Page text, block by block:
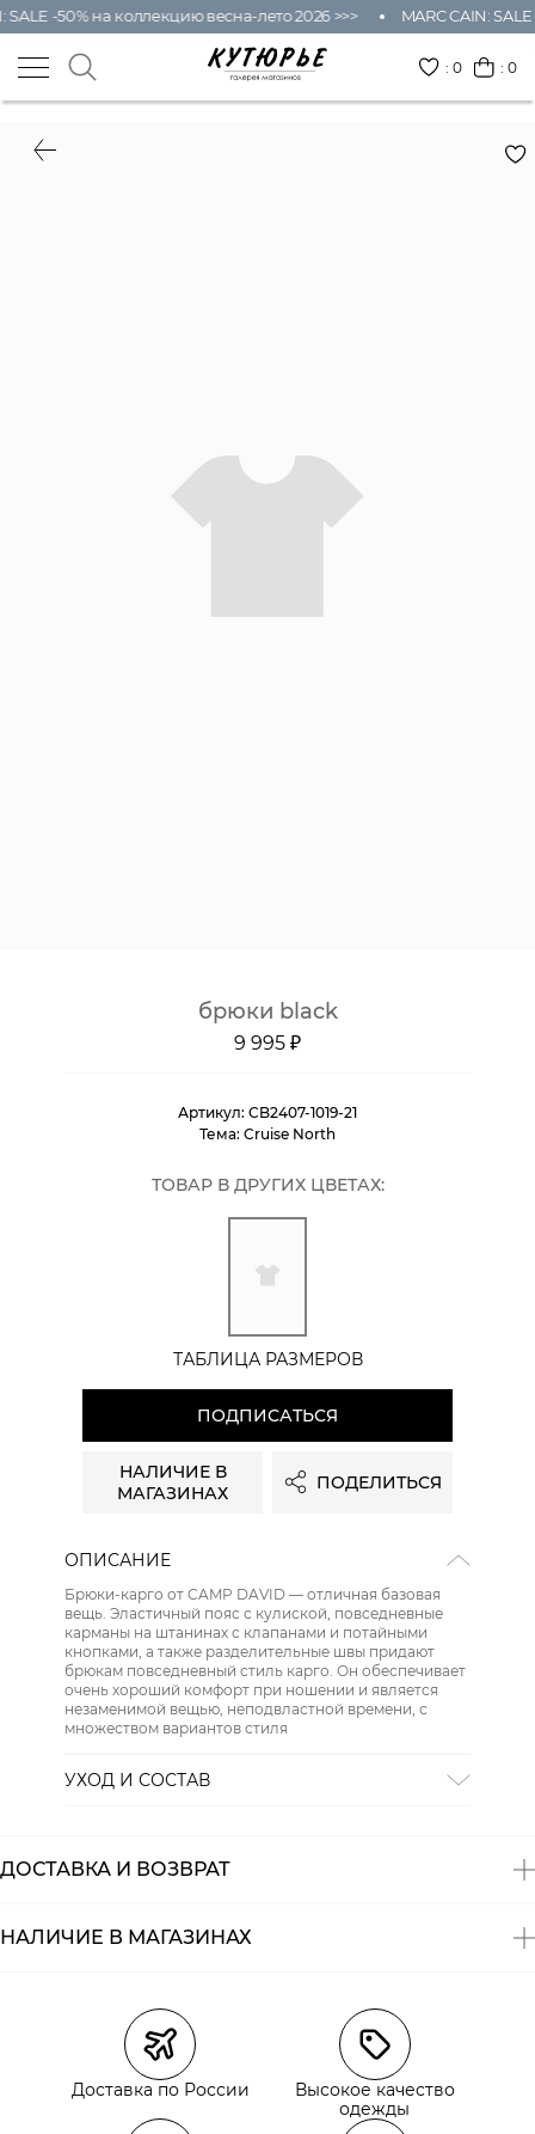
-50% на коллекцию весна-лето 2026 >>> MARC CAIN:
:0 : 0
брюки black
9 995 ₽
Артикул: CB2407-1019-21
Тема: Cruise North
ТОВАР В ДРУГИХ ЦВЕТАХ:
ТАБЛИЦА РАЗМЕРОВ
ПОДПИСАТЬСЯ
НАЛИЧИЕ В
МАГАЗИНАХ
ПОДЕЛИТЬСЯ
ОПИСАНИЕ
Брюки-карго от CAMP DAVID — отличная базовая
вещь. Эластичный пояс с кулиской, повседневные
карманы на штанинах с клапанами и потайными
кнопками, а также разделительные швы придают
брюкам повседневный стиль карго. Он обеспечивает
очень хороший комфорт при ношении и является
незаменимой вещью, неподвластной времени, с
множеством вариантов стиля
УХОД И СОСТАВ
СУШКА: не сушить в стиральной машине
ДОСТАВКА И ВОЗВРАТ
Курьерская доставка СДЭК
Самовывоз из пункта выдачи СДЭК
Самовывоз из наших магазинов
НАЛИЧИЕ В МАГАЗИНАХ
Доставка по России
Высокое качество
одежды